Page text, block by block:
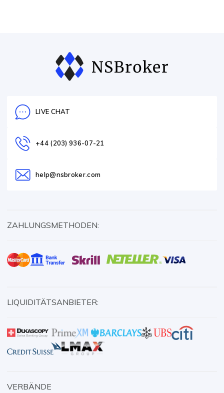
LIVE CHAT
+44 (203) 936-07-21
help@nsbroker.com
ZAHLUNGSMETHODEN:
LIQUIDITÄTSANBIETER:
VERBÄNDE